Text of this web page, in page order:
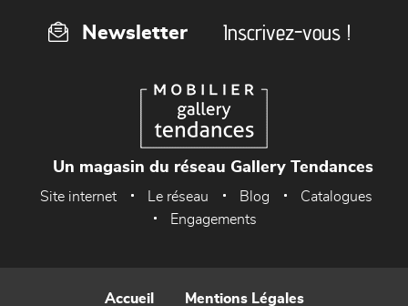
Newsletter Inscrivez-vous !
Un magasin du réseau Gallery Tendances
Site internet Le réseau Blog
Catalogues
Engagements
Accueil Mentions Légales